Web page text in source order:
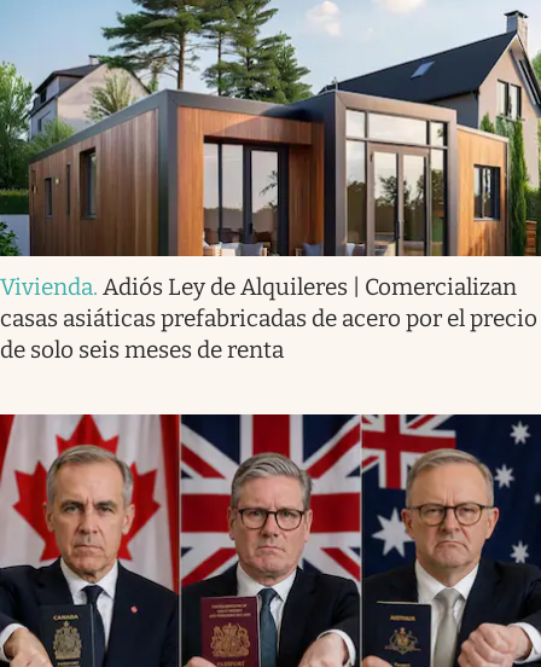
Vivienda. Adiós Ley de Alquileres | Comercializan
casas asiáticas prefabricadas de acero por el precio
de solo seis meses de renta